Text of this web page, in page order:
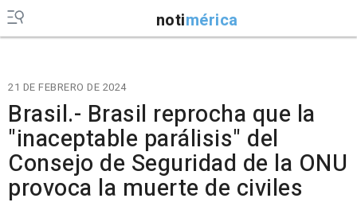
notimérica
21 DE FEBRERO DE 2024
Brasil.- Brasil reprocha que la
"inaceptable parálisis" del
Consejo de Seguridad de la ONU
provoca la muerte de civiles